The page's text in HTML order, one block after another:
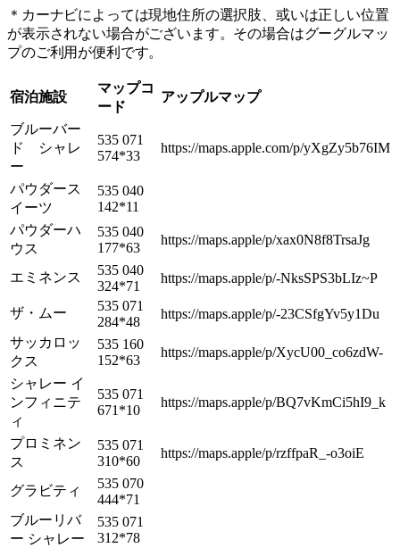
＊カーナビによっては現地住所の選択肢、或いは正しい位置
が表示されない場合がございます。その場合はグーグルマッ
プのご利用が便利です。
宿泊施設
マップコ
ード
アップルマップ
ブルーバー
ド シャレ
ー
535 071
574*33
https://maps.apple.com/p/yXgZy5b76IM
パウダース
イーツ
535 040
142*11
パウダーハ
ウス
535 040
177*63
https://maps.apple/p/xax0N8f8TrsaJg
エミネンス
535 040
324*71
https://maps.apple/p/-NksSPS3bLIz~P
ザ・ムー
535 071
284*48
https://maps.apple/p/-23CSfgYv5y1Du
サッカロッ
クス
535 160
152*63
https://maps.apple/p/XycU00_co6zdW-
シャレー イ
ンフィニテ
ィ
535 071
671*10
https://maps.apple/p/BQ7vKmCi5hI9_k
プロミネン
ス
535 071
310*60
https://maps.apple/p/rzffpaR_-o3oiE
グラビティ
535 070
444*71
ブルーリバ
ー シャレー
535 071
312*78